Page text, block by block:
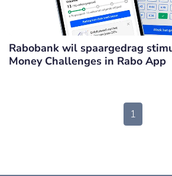
Rabobank wil spaargedrag
Money Challenges in Rabo App
1